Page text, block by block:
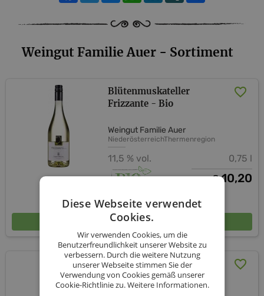
Weingut Familie Auer - Sortiment
Blütenmuskateller
Frizzante - Bio
Weingut Familie Auer
NiederösterreichThermenregion
11,5 % vol. 0,75 l
€10,20
In den Warenkorb
Rose Frizzante - Bio
Weingut Familie Auer
Diese Webseite verwendet
Cookies.
Wir verwenden Cookies, um die
Benutzerfreundlichkeit unserer Website zu
verbessern. Durch die weitere Nutzung
unserer Webseite stimmen Sie der
Verwendung von Cookies gemäß unserer
Cookie-Richtlinie zu.Weitere Informationen.